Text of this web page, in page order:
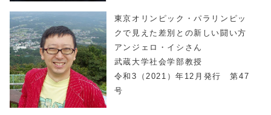
東京オリンピック・パラリンピッ
クで見えた差別との新しい闘い方
アンジェロ・イシさん
武蔵大学社会学部教授
令和3（2021）年12月発行 第47
号